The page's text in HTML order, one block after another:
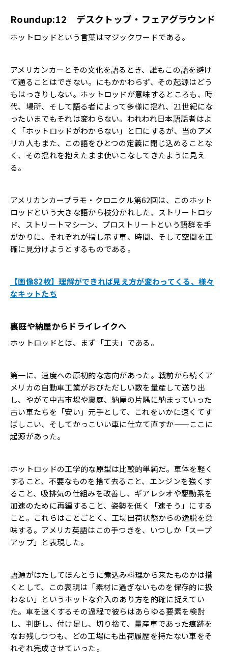
Roundup:12 デスクトップ・フェアグラウンド
ホットロッドという言葉はマジックワードである。
アメリカンカーとその文化を語るとき、誰もこの語を避け
て通ることはできない。にもかかわらず、その起源はどう
もはっきりしない。ホットロッドが意味するところも、時
代、場所、そして語る者によって多様に揺れ、21世紀にな
ったいまでもそれは変わらない。われわれ日本語話者はよ
く「ホットロッドがわからない」と口にするが、当のアメ
リカ人もまた、この語をひとつの定義に閉じ込めることな
く、その揺れを抱えたまま使いこなしてきたように見え
る。
アメリカンカープラモ・クロニクル第62回は、このホット
ロッドという大きな語から枝分かれした、ストリートロッ
ド、ストリートマシーン、プロストリートという語群を手
がかりに、それぞれが指し示す車、時間、そして空間を正
確に見分けようとするものである。
【画像82枚】理解ができれば見え方が変わってくる、様々
なキットたち
裏庭や納屋からドライレイクへ
ホットロッドとは、まず「工夫」である。
第一に、速度への原初的な志向があった。戦前から続くア
メリカの自動車工業がおびただしい数を量産して送り出
し、やがて中古市場や裏庭、納屋の片隅に納まっていった
古い車たちを「安い」元手として、これをいかに速くてす
ばしこい、そしてかっこいい車に仕立て直すか——ここに
起源があった。
ホットロッドの工学的な原型は比較的単純だ。車体を軽く
すること、不要なものを捨て去ること、エンジンを強くす
ること、吸排気の仕組みを改善し、ギアレシオや駆動系を
加速のために再編すること、姿勢を低く「速そう」にする
こと。これらはことごとく、工場出荷状態からの逸脱を意
味する。アメリカ英語はこの手つきを、いつしか「スープ
アップ」と表現した。
語源がはたしてほんとうに煮込み料理から来たものかは措
くとして、この表現は「素材に過ぎないものを保存的に扱
わない」というホットな介入のあり方を的確に捉えてい
た。車を速くするその過程で彼らはあらゆる要素を検討
し、判断し、付け足し、切り捨て、量産車であった痕跡を
なお残しつつも、どの工場にも出荷履歴を持たない車をそ
れぞれ完成させていった。